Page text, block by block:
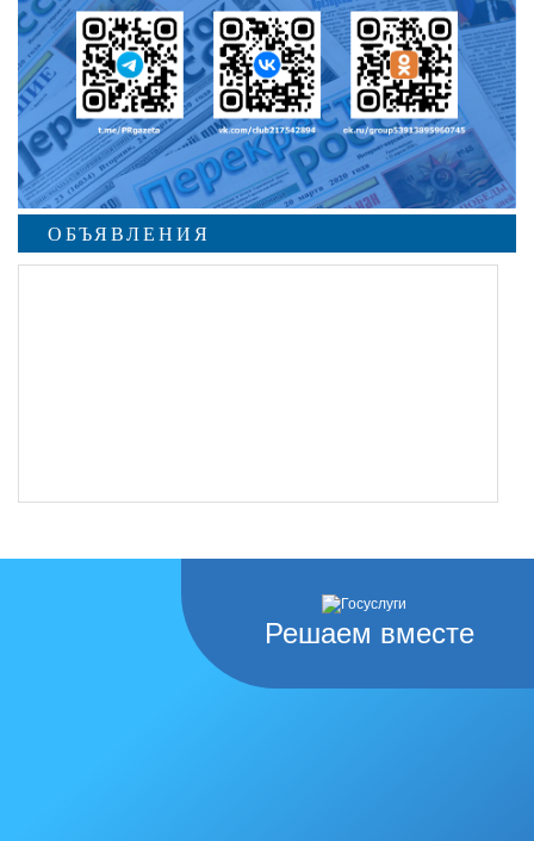
ОБЪЯВЛЕНИЯ
Решаем вместе